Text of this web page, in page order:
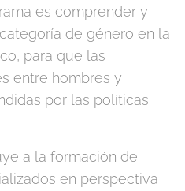
es comprender y
de género en la
para que las
entre hombres y
por las políticas
a la formación de
en perspectiva